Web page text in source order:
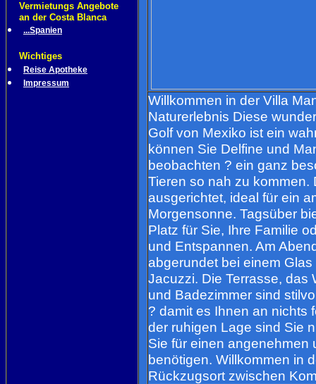
Vermietungs Angebote
an der Costa Blanca
...Spanien
Wichtiges
Reise Apotheke
Impressum
Willkommen in der Villa
Naturerlebnis Diese
Golf von Mexiko ist ein
können Sie Delfine und
beobachten ? ein ganz
Tieren so nah zu kommen.
ausgerichtet, ideal für ein
Morgensonne. Tagsüber
Platz für Sie, Ihre Familie
und Entspannen. Am
abgerundet bei einem
Jacuzzi. Die Terrasse, das
und Badezimmer sind
? damit es Ihnen an nichts
der ruhigen Lage sind Sie
Sie für einen angenehmen
benötigen. Willkommen in
Rückzugsort zwischen